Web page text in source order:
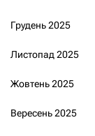
Грудень 2025
Листопад 2025
Жовтень 2025
Вересень 2025